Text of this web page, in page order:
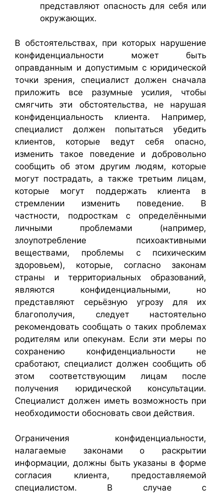
представляют опасность для себя или
окружающих.
В обстоятельствах, при которых нарушение
конфиденциальности может быть
оправданным и допустимым с юридической
точки зрения, специалист должен сначала
приложить все разумные усилия, чтобы
смягчить эти обстоятельства, не нарушая
конфиденциальность клиента. Например,
специалист должен попытаться убедить
клиентов, которые ведут себя опасно,
изменить такое поведение и добровольно
сообщить об этом другим людям, которые
могут пострадать, а также третьим лицам,
которые могут поддержать клиента в
стремлении изменить поведение. В
частности, подросткам с определёнными
личными проблемами (например,
злоупотребление психоактивными
веществами, проблемы с психическим
здоровьем), которые, согласно законам
страны и территориальных образований,
являются конфиденциальными, но
представляют серьёзную угрозу для их
благополучия, следует настоятельно
рекомендовать сообщать о таких проблемах
родителям или опекунам. Если эти меры по
сохранению конфиденциальности не
сработают, специалист должен сообщить об
этом соответствующим лицам после
получения юридической консультации.
Специалист должен иметь возможность при
необходимости обосновать свои действия.
Ограничения конфиденциальности,
налагаемые законами о раскрытии
информации, должны быть указаны в форме
согласия клиента, предоставляемой
специалистом. В случае с